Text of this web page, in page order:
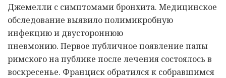
Джемелли с симптомами бронхита. Медицинское
обследование выявило полимикробную
инфекцию и двустороннюю
пневмонию. Первое публичное появление папы
римского на публике после лечения состоялось в
воскресенье. Франциск обратился к собравшимся